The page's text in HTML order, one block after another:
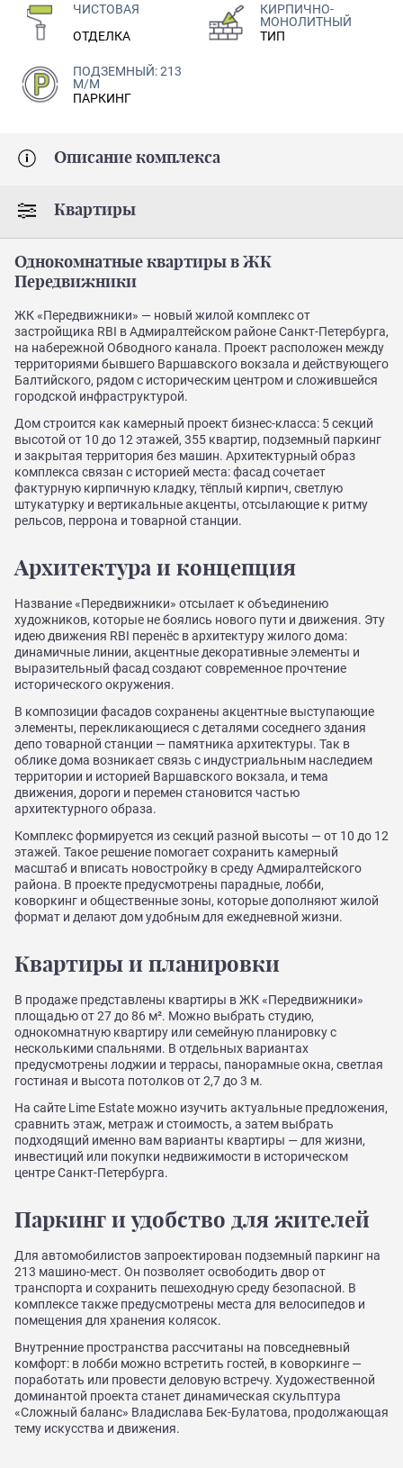
ЧИСТОВАЯ
ОТДЕЛКА
КИРПИЧНО-
МОНОЛИТНЫЙ
ТИП
ПОДЗЕМНЫЙ: 213
М/М
ПАРКИНГ
Описание комплекса
Квартиры
Однокомнатные квартиры в ЖК
Передвижники
ЖК «Передвижники» — новый жилой комплекс от
застройщика RBI в Адмиралтейском районе Санкт-Петербурга,
на набережной Обводного канала. Проект расположен между
территориями бывшего Варшавского вокзала и действующего
Балтийского, рядом с историческим центром и сложившейся
городской инфраструктурой.
Дом строится как камерный проект бизнес-класса: 5 секций
высотой от 10 до 12 этажей, 355 квартир, подземный паркинг
и закрытая территория без машин. Архитектурный образ
комплекса связан с историей места: фасад сочетает
фактурную кирпичную кладку, тёплый кирпич, светлую
штукатурку и вертикальные акценты, отсылающие к ритму
рельсов, перрона и товарной станции.
Архитектура и концепция
Название «Передвижники» отсылает к объединению
художников, которые не боялись нового пути и движения. Эту
идею движения RBI перенёс в архитектуру жилого дома:
динамичные линии, акцентные декоративные элементы и
выразительный фасад создают современное прочтение
исторического окружения.
В композиции фасадов сохранены акцентные выступающие
элементы, перекликающиеся с деталями соседнего здания
депо товарной станции — памятника архитектуры. Так в
облике дома возникает связь с индустриальным наследием
территории и историей Варшавского вокзала, и тема
движения, дороги и перемен становится частью
архитектурного образа.
Комплекс формируется из секций разной высоты — от 10 до 12
этажей. Такое решение помогает сохранить камерный
масштаб и вписать новостройку в среду Адмиралтейского
района. В проекте предусмотрены парадные, лобби,
коворкинг и общественные зоны, которые дополняют жилой
формат и делают дом удобным для ежедневной жизни.
Квартиры и планировки
В продаже представлены квартиры в ЖК «Передвижники»
площадью от 27 до 86 м². Можно выбрать студию,
однокомнатную квартиру или семейную планировку с
несколькими спальнями. В отдельных вариантах
предусмотрены лоджии и террасы, панорамные окна, светлая
гостиная и высота потолков от 2,7 до 3 м.
На сайте Lime Estate можно изучить актуальные предложения,
сравнить этаж, метраж и стоимость, а затем выбрать
подходящий именно вам варианты квартиры — для жизни,
инвестиций или покупки недвижимости в историческом
центре Санкт-Петербурга.
Паркинг и удобство для жителей
Для автомобилистов запроектирован подземный паркинг на
213 машино-мест. Он позволяет освободить двор от
транспорта и сохранить пешеходную среду безопасной. В
комплексе также предусмотрены места для велосипедов и
помещения для хранения колясок.
Внутренние пространства рассчитаны на повседневный
комфорт: в лобби можно встретить гостей, в коворкинге —
поработать или провести деловую встречу. Художественной
доминантой проекта станет динамическая скульптура
«Сложный баланс» Владислава Бек-Булатова, продолжающая
тему искусства и движения.